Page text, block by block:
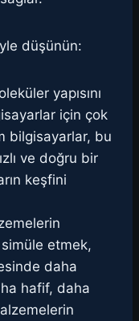
düşünün:
yapısını
için çok
bilgisayarlar, bu
ve doğru bir
keşfini
etmek,
daha
hafif, daha